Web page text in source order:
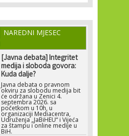
NAREDNI MJESEC
[Javna debata] Integritet
medija i sloboda govora:
Kuda dalje?
Javna debata o pravnom
okviru za slobodu medija bit
će održana u Zenici 4.
septembra 2026. sa
početkom u 10h, u
organizaciji Mediacentra,
Udruženja „JaBiHEU“ i Vijeća
za štampu i online medije u
BiH.